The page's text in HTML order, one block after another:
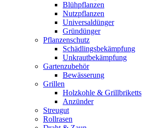
Blühpflanzen
Nutzpflanzen
Universaldünger
Gründünger
Pflanzenschutz
Schädlingsbekämpfung
Unkrautbekämpfung
Gartenzubehör
Bewässerung
Grillen
Holzkohle & Grillbriketts
Anzünder
Streugut
Rollrasen